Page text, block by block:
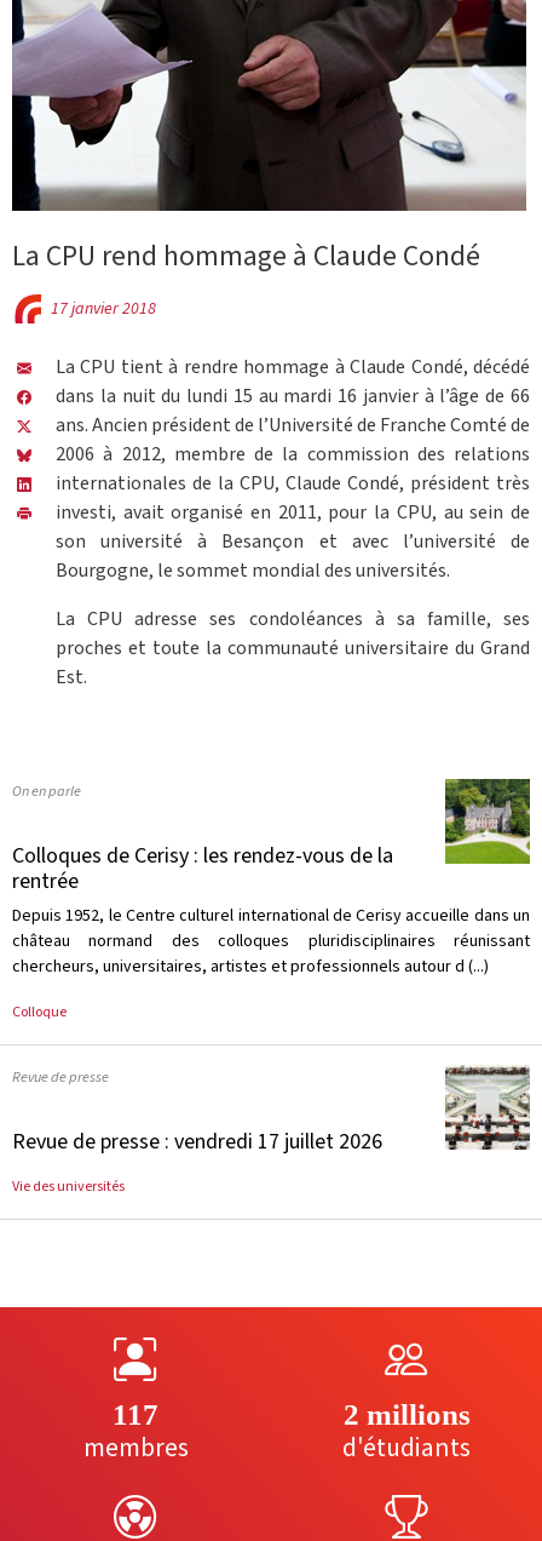
La CPU rend hommage à Claude Condé
17 janvier 2018
La CPU tient à rendre hommage à Claude Condé, décédé
dans la nuit du lundi 15 au mardi 16 janvier à l’âge de 66
ans. Ancien président de l’Université de Franche Comté de
2006 à 2012, membre de la commission des relations
internationales de la CPU, Claude Condé, président très
investi, avait organisé en 2011, pour la CPU, au sein de
son université à Besançon et avec l’université de
Bourgogne, le sommet mondial des universités.
La CPU adresse ses condoléances à sa famille, ses
proches et toute la communauté universitaire du Grand
Est.
On en parle
Colloques de Cerisy : les rendez-vous de la
rentrée
Depuis 1952, le Centre culturel international de Cerisy accueille dans un
château normand des colloques pluridisciplinaires réunissant
chercheurs, universitaires, artistes et professionnels autour d (...)
Colloque
Revue de presse
Revue de presse : vendredi 17 juillet 2026
Vie des universités
117
membres
2 millions
d'étudiants